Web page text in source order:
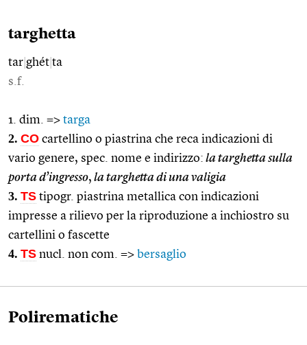
targhetta
tar ghét ta
s.f.
1. dim. => targa
2. CO cartellino o piastrina che reca indicazioni di
vario genere, spec. nome e indirizzo: la targhetta sulla
porta d’ingresso, la targhetta di una valigia
3. TS tipogr. piastrina metallica con indicazioni
impresse a rilievo per la riproduzione a inchiostro su
cartellini o fascette
4. TS nucl. non com. => bersaglio
Polirematiche